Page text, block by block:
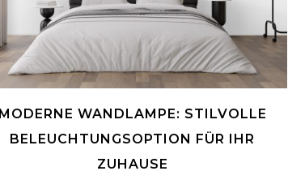
MODERNE WANDLAMPE: STILVOLLE
BELEUCHTUNGSOPTION FÜR IHR
ZUHAUSE